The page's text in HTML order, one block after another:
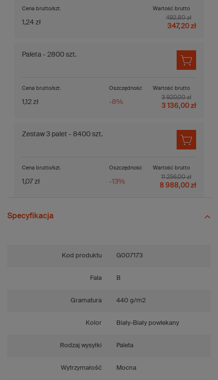
Cena brutto/szt.
1,24 zł
Wartość brutto
347,20 zł
492,80 zł
Paleta - 2800 szt.
Oszczędność
-8%
Cena brutto/szt.
1,12 zł
Wartość brutto
3 136,00 zł
3 920,00 zł
Zestaw 3 palet - 8400 szt.
Oszczędność
-13%
Cena brutto/szt.
1,07 zł
Wartość brutto
8 988,00 zł
11 256,00 zł
Specyfikacja
Kod produktu G007173
Fala B
Gramatura 440 g/m2
Kolor Biały-Biały powlekany
Rodzaj wysyłki Paleta
Wytrzymałość Mocna